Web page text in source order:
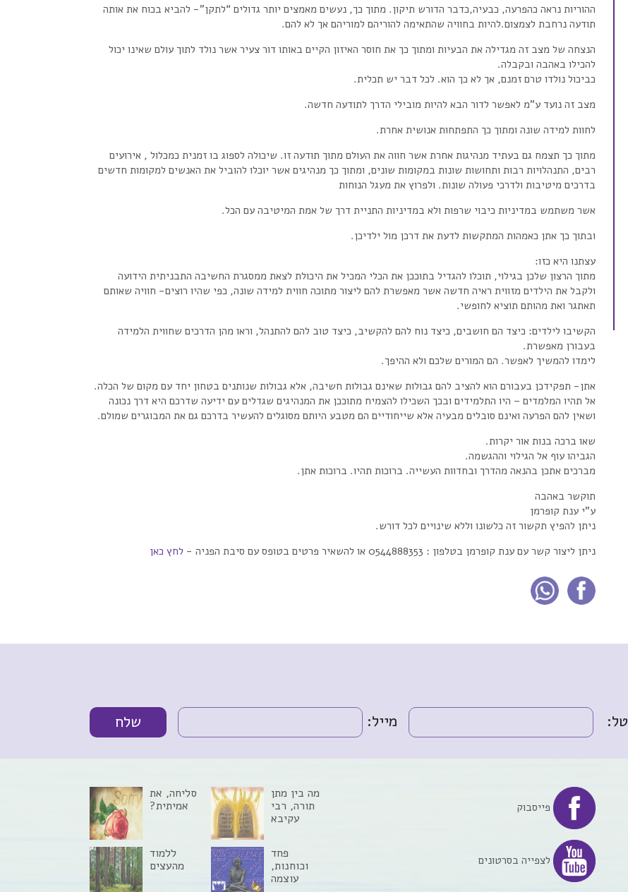
ההוריות נראה כהפרעה, כבעיה,כדבר הדורש תיקון. מתוך כך, נעשים מאמצים יותר גדולים “לתקן”- להביא בכוח את אותה
תודעה נרחבת לצמצום.להיות בחוויה שהתאימה להוריהם למוריהם אך לא להם.
הנצחה של מצב זה מגדילה את הבעיות ומתוך כך את חוסר האיזון הקיים באותו דור צעיר אשר נולד לתוך עולם שאינו יכול
להכילו באהבה ובקבלה.
כביכול נולדו טרם זמנם, אך לא כך הוא. לכל דבר יש תכלית.
מצב זה נועד ע”מ לאפשר לדור הבא להיות מובילי הדרך לתודעה חדשה.
לחוות למידה שונה ומתוך כך התפתחות אנושית אחרת.
מתוך כך תצמח גם בעתיד מנהיגות אחרת אשר חווה את העולם מתוך תודעה זו. שיכולה לספוג בו זמנית כמכלול , אירועים
רבים, התנהלויות רבות ותחושות שונות במקומות שונים, ומתוך כך מנהיגים אשר יוכלו להוביל את האנשים למקומות חדשים
בדרכים מיטיבות ולדרכי פעולה שונות. ולפרוץ את מעגל הנוחות
אשר משתמש במדיניות כיבוי שרפות ולא במדיניות התניית דרך של אמת המיטיבה עם הכל.
ובתוך כך אתן כאמהות המתקשות לדעת את דרכן מול ילדיכן.
עצתנו היא כזו:
מתוך הרצון שלכן בגילוי, תוכלו להגדיל בתוככן את הכלי המכיל את היכולת לצאת ממסגרת החשיבה התבניתית הידועה
ולקבל את הילדים מזווית ראיה חדשה אשר מאפשרת להם ליצור מתוכה חווית למידה שונה, כפי שהיו רוצים- חוויה שאותם
תאתגר ואת מהותם תוציא לחופשי.
הקשיבו לילדים: כיצד הם חושבים, כיצד נוח להם להקשיב, כיצד טוב להם להתנהל, וראו מהן הדרכים שחווית הלמידה
בעבורן מאפשרת.
לימדו להמשיך לאפשר. הם המורים שלכם ולא ההיפך.
אתן- תפקידכן בעבורם הוא להציב להם גבולות שאינם גבולות חשיבה, אלא גבולות שנותנים בטחון יחד עם מקום של הכלה.
אל תהיו המלמדים – היו התלמידים ובכך השכילו להצמיח מתוככן את המנהיגים שגדלים עם ידיעה שדרכם היא דרך נכונה
ושאין להם הפרעה ואינם סובלים מבעיה אלא שייחודיים הם מטבע היותם מסוגלים להעשיר בדרכם גם את המבוגרים שמולם.
שאו ברכה בנות אור יקרות.
הגביהו עוף אל הגילוי וההגשמה.
מברכים אתכן בהנאה מהדרך ובחדוות העשייה. ברוכות תהיו. ברוכות אתן.
תוקשר באהבה
ע”י ענת קופרמן
ניתן להפיץ תקשור זה כלשונו וללא שינויים לכל דורש.
ניתן ליצור קשר עם ענת קופרמן בטלפון : 0544888353 או להשאיר פרטים בטופס עם סיבת הפניה -
לחץ כאן
טל: מייל:
סליחה, את
אמיתית?
מה בין מתן
תורה, רבי
עקיבא
ללמוד
מהעצים
פחד
וכוחנות,
עוצמה
פייסבוק
לצפייה בסרטונים